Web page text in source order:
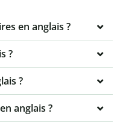
en anglais ?
?
?
anglais ?